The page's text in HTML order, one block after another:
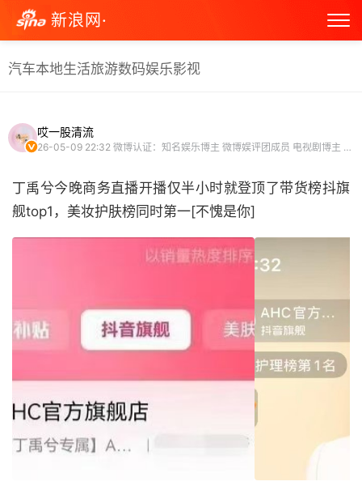
新浪网·
汽车本地生活旅游数码娱乐影视
哎一股清流
26-05-09 22:32 微博认证：知名娱乐博主 微博娱评团成员 电视剧博主 视频博主
丁禹兮今晚商务直播开播仅半小时就登顶了带货榜抖旗
舰top1，美妆护肤榜同时第一[不愧是你] ​